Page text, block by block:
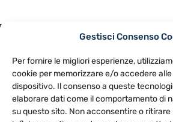
Gestisci Consenso
Per fornire le migliori esperienze,
cookie per memorizzare e/o accedere
dispositivo. Il consenso a queste
elaborare dati come il comportamento di
su questo sito. Non acconsentire o ritirare
NOTE LEGALI
CONTATTACI
TV LIBERA
Via Monteleonese 95/21 –
Tel. 0573.9136 / Fax